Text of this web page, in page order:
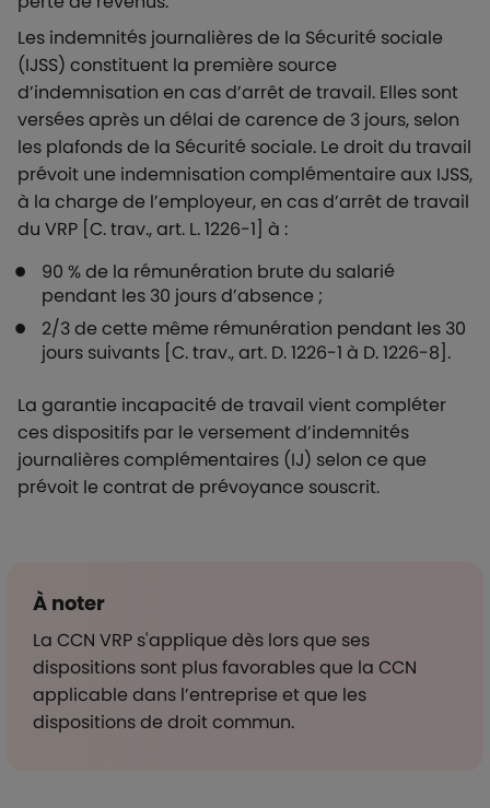
Les indemnités journalières de la Sécurité sociale
(IJSS) constituent la première source
d’indemnisation en cas d’arrêt de travail. Elles sont
versées après un délai de carence de 3 jours, selon
les plafonds de la Sécurité sociale. Le droit du travail
prévoit une indemnisation complémentaire aux IJSS,
à la charge de l’employeur, en cas d’arrêt de travail
du VRP [C. trav., art. L. 1226-1] à :
90 % de la rémunération brute du salarié
pendant les 30 jours d’absence ;
2/3 de cette même rémunération pendant les 30
jours suivants [C. trav., art. D. 1226-1 à D. 1226-8].
La garantie incapacité de travail vient compléter
ces dispositifs par le versement d’indemnités
journalières complémentaires (IJ) selon ce que
prévoit le contrat de prévoyance souscrit.
À noter
La CCN VRP s'applique dès lors que ses
dispositions sont plus favorables que la CCN
applicable dans l’entreprise et que les
dispositions de droit commun.